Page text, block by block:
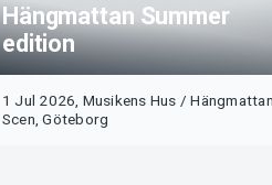
Hängmattan Summer
edition
1 Jul 2026, Musikens Hus / Hängmattan
Scen, Göteborg